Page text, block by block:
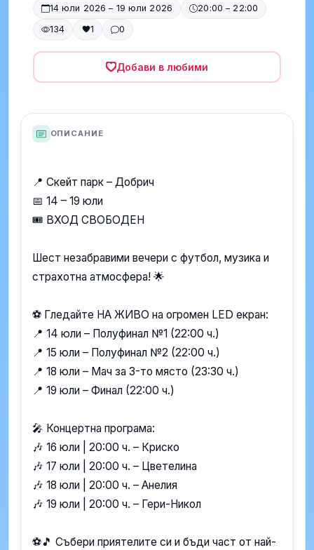
14 юли 2026 – 19 юли 2026
20:00 – 22:00
134
1 0
Добави в любими
ОПИСАНИЕ
📍 Скейт парк – Добрич
📅 14 – 19 юли
🎟️ ВХОД СВОБОДЕН
Шест незабравими вечери с футбол, музика и
страхотна атмосфера! 🌟
⚽ Гледайте НА ЖИВО на огромен LED екран:
📍 14 юли – Полуфинал №1 (22:00 ч.)
📍 15 юли – Полуфинал №2 (22:00 ч.)
📍 18 юли – Мач за 3-то място (23:30 ч.)
📍 19 юли – Финал (22:00 ч.)
🎤 Концертна програма:
🎶 16 юли | 20:00 ч. – Криско
🎶 17 юли | 20:00 ч. – Цветелина
🎶 18 юли | 20:00 ч. – Анелия
🎶 19 юли | 20:00 ч. – Гери-Никол
⚽🎵 Събери приятелите си и бъди част от най-